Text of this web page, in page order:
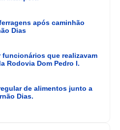
após caminhão
Dias
que realizavam
Rodovia Dom Pedro I.
de alimentos junto a
Dias.